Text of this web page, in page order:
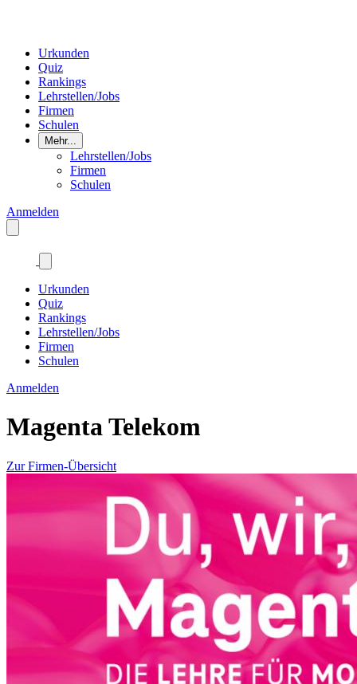
Urkunden
Quiz
Rankings
Lehrstellen/Jobs
Firmen
Schulen
Mehr...
Lehrstellen/Jobs
Firmen
Schulen
Anmelden
Urkunden
Quiz
Rankings
Lehrstellen/Jobs
Firmen
Schulen
Anmelden
Magenta Telekom
Zur Firmen-Übersicht